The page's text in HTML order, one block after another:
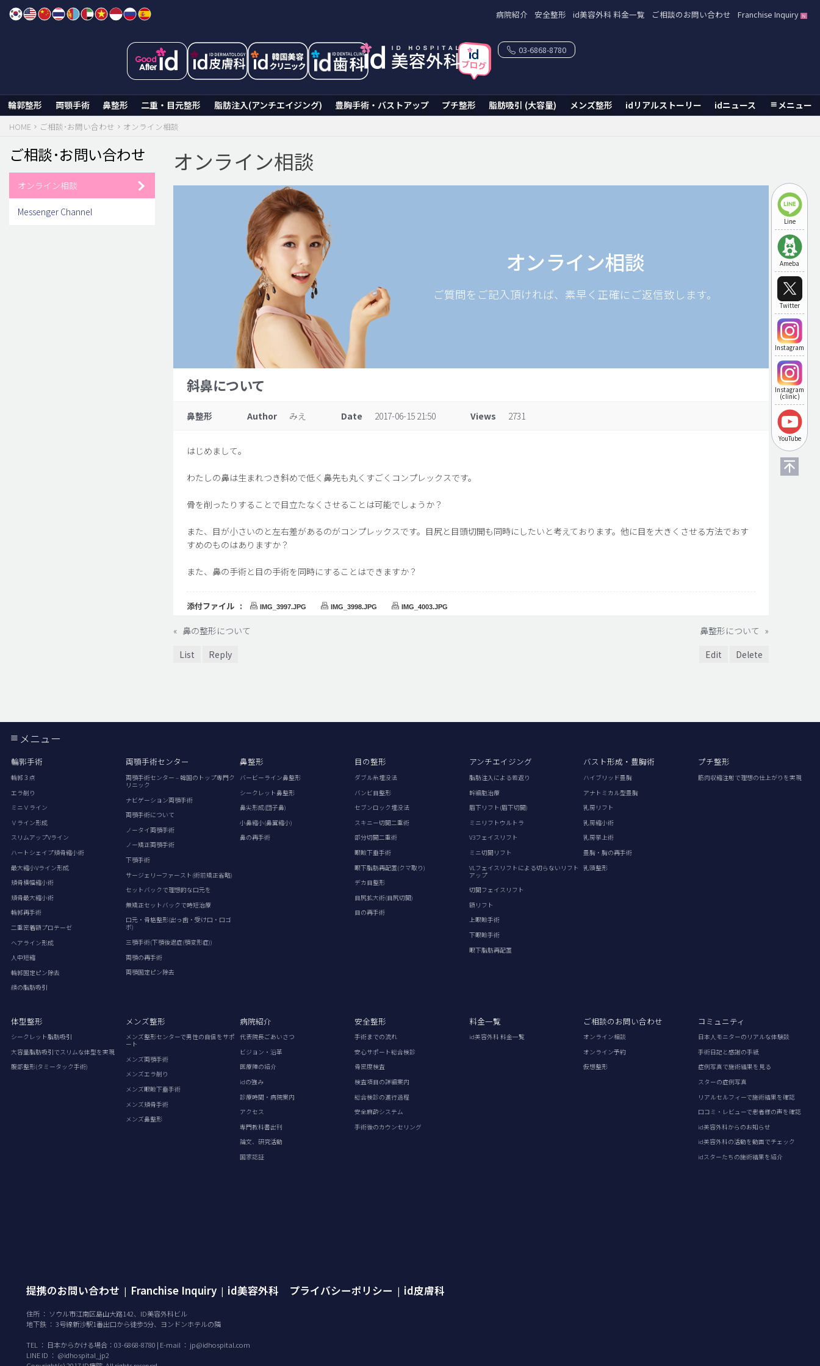
Skip
病院紹介 安全整形 id美容外科 料金一覧 ご相談のお問い合わせ Franchise Inquiry
輪郭整形 両顎手術 鼻整形 二重・目元整形 脂肪注入(アンチエイジング) 豊胸手術・バストアップ プチ整形 脂肪吸引 (大容量) メンズ整形 idリアルストーリー idニュース メニュー
03-6868-8780
Line
Ameba
Twitter
Instagram
Instagram
(clinic)
YouTube
HOME ご相談･お問い合わせ オンライン相談
オンライン相談
オンライン相談
ご質問をご記入頂ければ、素早く正確にご返信致します。
斜鼻について
鼻整形 Author みえ Date 2017-06-15 21:50 Views 2731
はじめまして。
わたしの鼻は生まれつき斜めで低く鼻先も丸くすごくコンプレックスです。
骨を削ったりすることで目立たなくさせることは可能でしょうか？
また、目が小さいのと左右差があるのがコンプレックスです。目尻と目頭切開も同時にしたいと考えております。他に目を大きくさせる方法でおす
すめのものはありますか？
また、鼻の手術と目の手術を同時にすることはできますか？
添付ファイル : IMG_3997.JPG IMG_3998.JPG IMG_4003.JPG
« 鼻の整形について 鼻整形について »
List
Reply Edit Delete
ご相談･お問い合わせ
オンライン相談
Messenger Channel
メニュー
輪郭手術
輪郭３点
エラ削り
ミニＶライン
Ｖライン形成
スリムアップVライン
ハートシェイプ頬骨縮小術
最大縮小Vライン形成
頬骨横幅縮小術
頬骨最大縮小術
輪郭再手術
二重密着額プロテーゼ
ヘアライン形成
人中短縮
輪郭固定ピン除去
顔の脂肪吸引
両顎手術センター
両顎手術センター – 韓国のトップ専門ク
リニック
ナビゲーション両顎手術
両顎手術について
ノータイ両顎手術
ノー矯正両顎手術
下顎手術
サージェリーファースト(術前矯正省略)
セットバックで理想的な口元を
無矯正セットバックで時短治療
口元・骨格整形(出っ歯・受け口・口ゴ
ボ)
三顎手術(下顎後退症(顎変形症))
両顎の再手術
両顎固定ピン除去
鼻整形
バービーライン鼻整形
シークレット鼻整形
鼻尖形成(団子鼻)
小鼻縮小(鼻翼縮小)
鼻の再手術
目の整形
ダブル糸埋没法
バンビ目整形
セブンロック埋没法
スキニー切開二重術
部分切開二重術
眼瞼下垂手術
眼下脂肪再配置(クマ取り)
デカ目整形
目尻拡大術(目尻切開)
目の再手術
アンチエイジング
脂肪注入による若返り
幹細胞治療
眉下リフト(眉下切開)
ミニリフトウルトラ
V3フェイスリフト
ミニ切開リフト
VLフェイスリフトによる切らないリフト
アップ
切開フェイスリフト
額リフト
上眼瞼手術
下眼瞼手術
眼下脂肪再配置
バスト形成・豊胸術
ハイブリッド豊胸
アナトミカル型豊胸
乳房リフト
乳房縮小術
乳房挙上術
豊胸・胸の再手術
乳頭整形
プチ整形
筋肉収縮注射で理想の仕上がりを実現
体型整形
シークレット脂肪吸引
大容量脂肪吸引でスリムな体型を実現
腹部整形(タミータック手術)
メンズ整形
メンズ整形センターで男性の自信をサポ
ート
メンズ両顎手術
メンズエラ削り
メンズ眼瞼下垂手術
メンズ頬骨手術
メンズ鼻整形
病院紹介
代表院長ごあいさつ
ビジョン・沿革
医療陣の紹介
idの強み
診療時間・病院案内
アクセス
専門教科書出刊
論文、研究活動
国家認証
安全整形
手術までの流れ
安心サポート総合検診
骨密度検査
検査項目の詳細案内
総合検診の進行過程
安全麻酔システム
手術後のカウンセリング
料金一覧
id美容外科 料金一覧
ご相談のお問い合わせ
オンライン相談
オンライン予約
仮想整形
コミュニティ
日本人モニターのリアルな体験談
手術日記と感謝の手紙
症例写真で施術結果を見る
スターの症例写真
リアルセルフィーで施術結果を確認
口コミ・レビューで患者様の声を確認
id美容外科からのお知らせ
id美容外科の活動を動画でチェック
idスターたちの施術結果を紹介
提携のお問い合わせ | Franchise Inquiry | id美容外科 プライバシーポリシー | id皮膚科
住所 ： ソウル市江南区島山大路142、ID美容外科ビル
地下鉄 ： 3号線新沙駅1番出口から徒歩5分、ヨンドンホテルの隣
TEL ： 日本からかける場合：03-6868-8780 | E-mail ： jp@idhospital.com
LINE ID ： @idhospital_jp2